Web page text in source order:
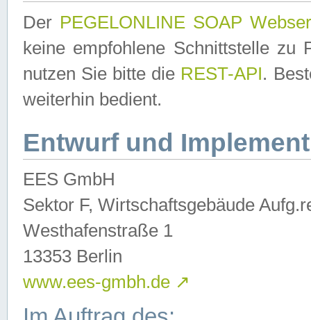
Der PEGELONLINE SOAP
keine empfohlene Schnittstelle zu
nutzen Sie bitte die REST-API.
weiterhin bedient.
Entwurf und
EES GmbH
Sektor F, Wirtschaftsgebäude
Westhafenstraße 1
13353 Berlin
www.ees-gmbh.de ↗